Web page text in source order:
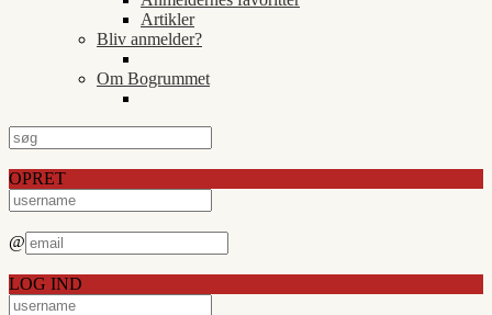
Artikler
Bliv anmelder?
Om Bogrummet
OPRET
@
LOG IND